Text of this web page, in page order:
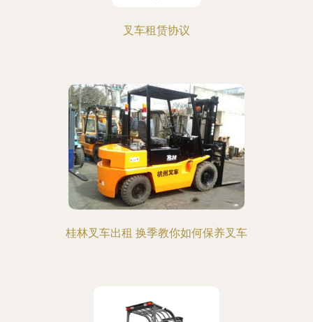
叉车租赁协议
桂林叉车出租 换季教你如何保养叉车